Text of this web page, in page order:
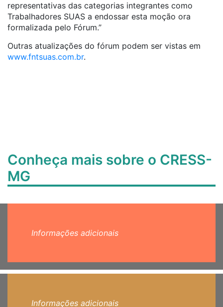
representativas das categorias integrantes como
Trabalhadores SUAS a endossar esta moção ora
formalizada pelo Fórum.”
Outras atualizações do fórum podem ser vistas em
www.fntsuas.com.br.
Conheça mais sobre o CRESS-
MG
Informações adicionais
Informações adicionais